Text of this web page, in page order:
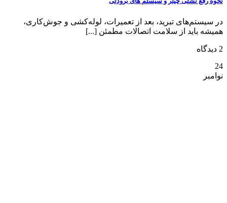
در سیستم‌های تبرید، بعد از تعمیرات، لوله‌کشی و جوش‌کاری،
همیشه باید از سلامت اتصالات مطمئن [...]
2 دیدگاه
24
نوامبر